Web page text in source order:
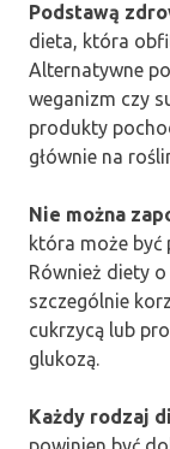
Podstawą
dieta, która
Alternatywne
weganizm czy
produkty
głównie na
Nie można
która może być
Również diety
szczególnie
cukrzycą lub
glukozą.
Każdy rodzaj